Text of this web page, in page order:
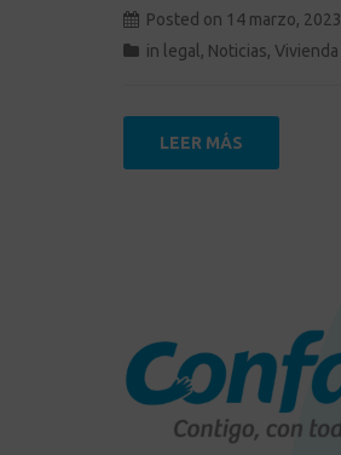
Posted on 14 marzo, 2023
in legal, Noticias, Vivienda
LEER MÁS